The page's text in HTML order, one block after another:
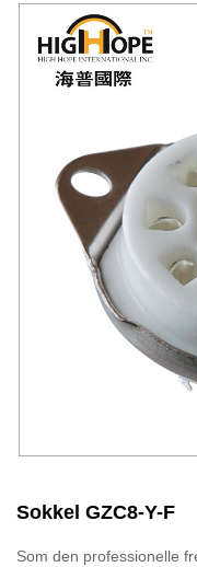
Sokkel GZC8-Y-F
Som den professionelle